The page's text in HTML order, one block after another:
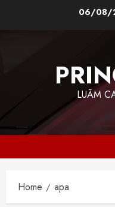
06/08/
LUĂM
Home apa